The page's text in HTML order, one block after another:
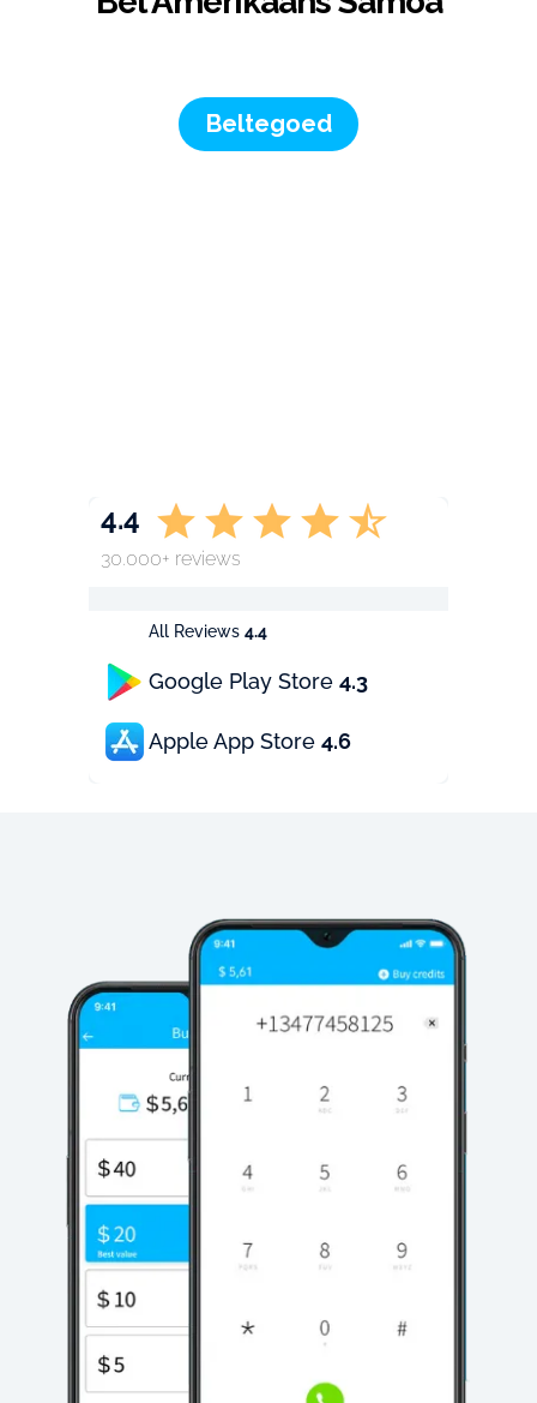
Beltegoed
All Reviews 4.4
Google Play Store 4.3
Apple App Store 4.6
4.4
30.000+ reviews